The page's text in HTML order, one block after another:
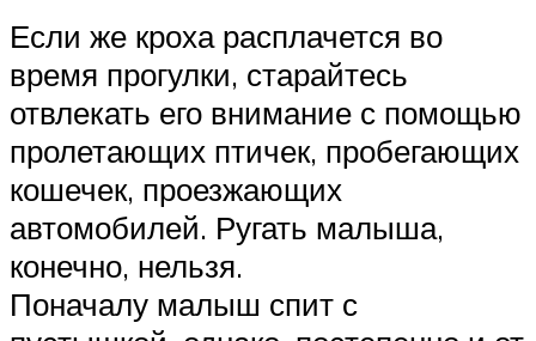
Если же кроха расплачется во
время прогулки, старайтесь
отвлекать его внимание с помощью
пролетающих птичек, пробегающих
кошечек, проезжающих
автомобилей. Ругать малыша,
конечно, нельзя.
Поначалу малыш спит с